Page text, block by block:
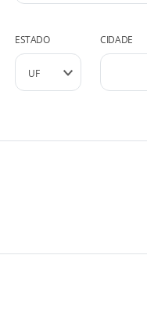
ESTADO CIDADE